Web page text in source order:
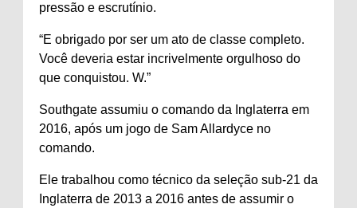
pressão e escrutínio.
“E obrigado por ser um ato de classe completo.
Você deveria estar incrivelmente orgulhoso do
que conquistou. W.”
Southgate assumiu o comando da Inglaterra em
2016, após um jogo de Sam Allardyce no
comando.
Ele trabalhou como técnico da seleção sub-21 da
Inglaterra de 2013 a 2016 antes de assumir o